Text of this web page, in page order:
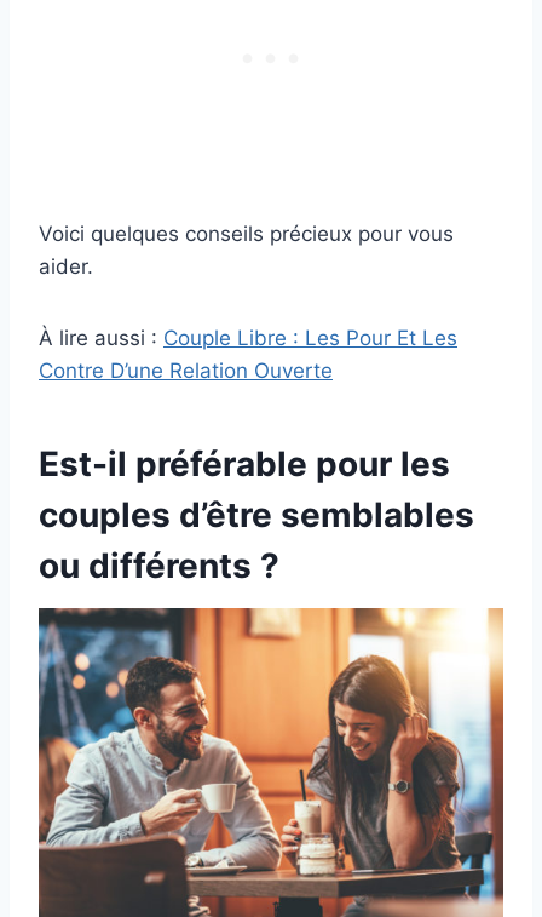
Voici quelques conseils précieux pour vous
aider.
À lire aussi : Couple Libre : Les Pour Et Les
Contre D’une Relation Ouverte
Est-il préférable pour les
couples d’être semblables
ou différents ?